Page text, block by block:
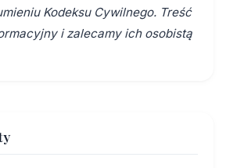
Kodeksu Cywilnego. Treść
i zalecamy ich osobistą